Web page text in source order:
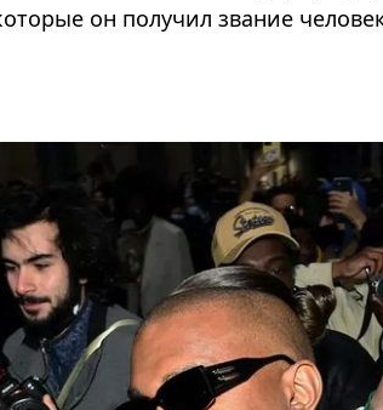
он получил звание